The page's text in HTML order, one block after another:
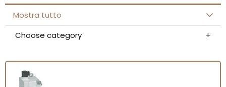
Mostra tutto
Choose category